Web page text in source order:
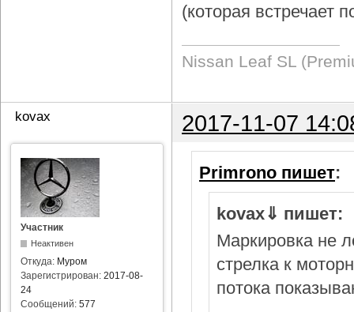
(которая встречает
Nissan Leaf SL
kovax 2017-11-07
Участник
Неактивен
Откуда: Муром
Зарегистрирован: 2017-08-
24
Сообщений: 577
Primrono пишет:
kovax⇓ пишет:
Маркировка не
стрелка к
потока